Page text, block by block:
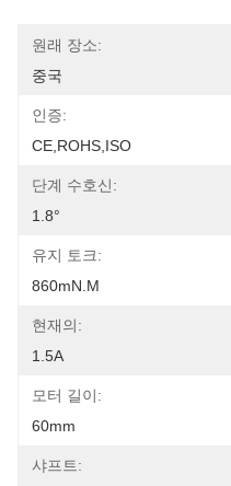
원래 장소:
중국
인증:
CE,ROHS,ISO
단계 수호신:
1.8°
유지 토크:
860mN.m
현재의:
1.5A
모터 길이:
60mm
샤프트: